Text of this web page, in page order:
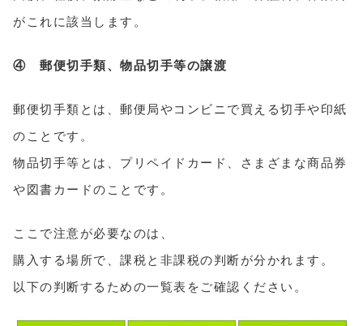
がこれに該当します。
④ 郵便切手類、物品切手等の譲渡
郵便切手類とは、郵便局やコンビニで買える切手や印紙
のことです。
物品切手等とは、プリペイドカード、さまざまな商品券
や図書カードのことです。
ここで注意が必要なのは、
購入する場所で、課税と非課税の判断が分かれます。
以下の判断するための一覧表をご確認ください。